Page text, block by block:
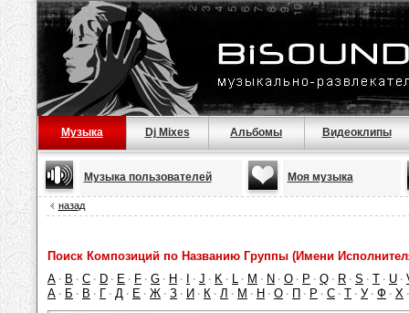
Музыка Dj Mixes Альбомы Видеоклипы
Музыка пользователей Моя музыка
назад
Поиск Композиций по Названию Группы (Имени
A · B · C · D · E · F · G · H · · J · K · L · M · N · O · P · Q · R · S · T · U ·
А · Б · В · Г · Д · Е · Ж · З · И · К · Л · М · Н · О · П · Р · С · Т · У · Ф · Х